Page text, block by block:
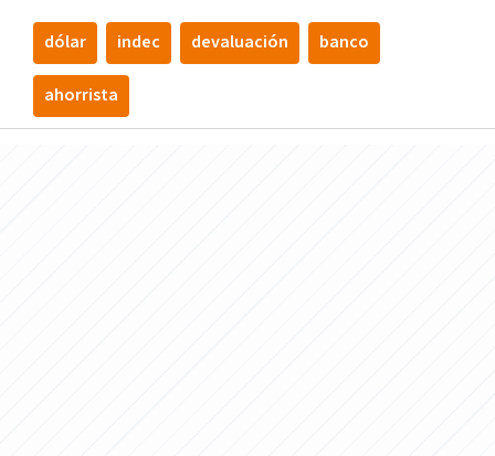
dólar indec devaluación banco
ahorrista